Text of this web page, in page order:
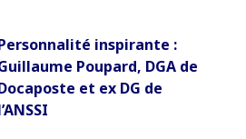
inspirante :
Poupard, DGA de
et ex DG de